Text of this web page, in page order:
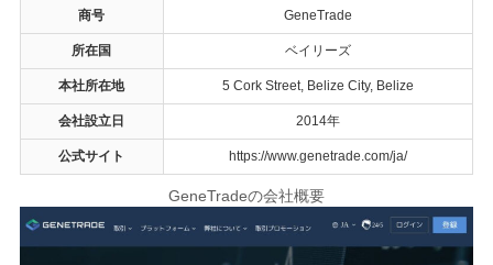
商号 GeneTrade
所在国 ベイリーズ
本社所在地 5 Cork Street, Belize City, Belize
会社設立日 2014年
公式サイト https://www.genetrade.com/ja/
GeneTradeの会社概要